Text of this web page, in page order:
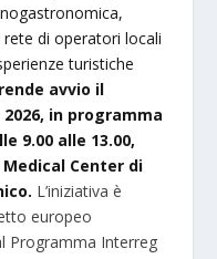
di operatori locali
turistiche
avvio il
in programma
9.00 alle 13.00,
Medical Center di
L’iniziativa è
europeo
Programma Interreg